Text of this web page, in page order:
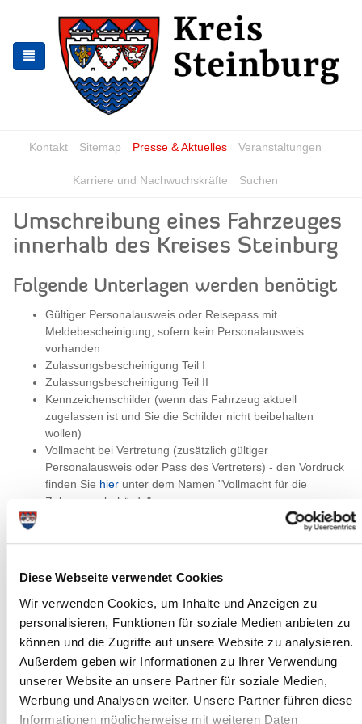
Diese Webseite verwendet Cookies
Wir verwenden Cookies, um Inhalte und Anzeigen zu
personalisieren, Funktionen für soziale Medien anbieten zu
können und die Zugriffe auf unsere Website zu analysieren.
Außerdem geben wir Informationen zu Ihrer Verwendung
unserer Website an unsere Partner für soziale Medien,
Werbung und Analysen weiter. Unsere Partner führen diese
Informationen möglicherweise mit weiteren Daten
springen
springen
Kontakt Sitemap Presse & Aktuelles Veranstaltungen
Karriere und Nachwuchskräfte Suchen
Umschreibung eines Fahrzeuges
innerhalb des Kreises Steinburg
Folgende Unterlagen werden benötigt
Gültiger Personalausweis oder Reisepass mit
Meldebescheinigung, sofern kein Personalausweis
vorhanden
Zulassungsbescheinigung Teil I
Zulassungsbescheinigung Teil II
Kennzeichenschilder (wenn das Fahrzeug aktuell
zugelassen ist und Sie die Schilder nicht beibehalten
wollen)
Vollmacht bei Vertretung (zusätzlich gültiger
Personalausweis oder Pass des Vertreters) - den Vordruck
finden Sie hier unter dem Namen "Vollmacht für die
Zulassungsbehörde"
Elektronische Versicherungsbestätigung (7-stelliger Code
erhalten Sie hier
Sollte das Fahrzeug für landwirtschaftliche Nutzung
zugelassen werden, ist vom Fahrzeughalter anstelle des
SEPA-Lastschriftmandates (Kfz-Steuer) ein Antrag auf
(den Vordruck finden Sie
Zusätzlich
bei Firmen: Handelsregisterauszug und